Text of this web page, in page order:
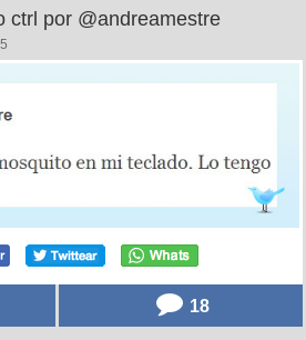
ctrl por @andreamestre
18